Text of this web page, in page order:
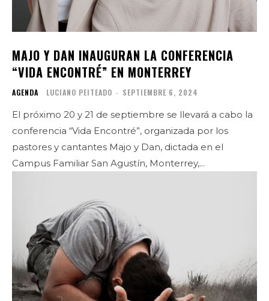
MAJO Y DAN INAUGURAN LA CONFERENCIA
“VIDA ENCONTRÉ” EN MONTERREY
AGENDA LUCIANO PEITEADO - SEPTIEMBRE 6, 2024
El próximo 20 y 21 de septiembre se llevará a cabo la
conferencia “Vida Encontré”, organizada por los
pastores y cantantes Majo y Dan, dictada en el
Campus Familiar San Agustín, Monterrey,...